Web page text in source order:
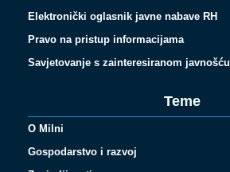
Elektronički oglasnik javne nabave RH
Pravo na pristup informacijama
Savjetovanje s zainteresiranom javnošću
Teme
O Milni
Gospodarstvo i razvoj